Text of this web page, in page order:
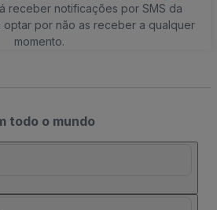
receber notificações por SMS da
por não as receber a qualquer
momento.
todo o mundo